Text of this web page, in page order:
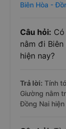
Biên Hòa -
Câu hỏi:
nằm đi
hiện nay?
Trả lời: Tính
Giường nằm
Đồng Nai